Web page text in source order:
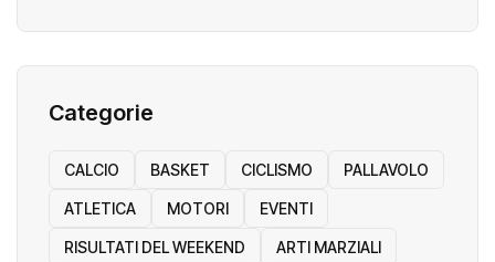
Categorie
CALCIO BASKET CICLISMO PALLAVOLO
ATLETICA MOTORI EVENTI
RISULTATI DEL WEEKEND ARTI MARZIALI